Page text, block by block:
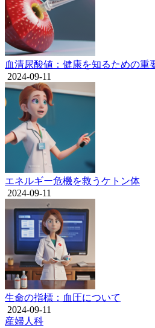
血清尿酸値：健康を知るための重
2024-09-11
エネルギー危機を救うケトン体
2024-09-11
生命の指標：血圧について
2024-09-11
産婦人科